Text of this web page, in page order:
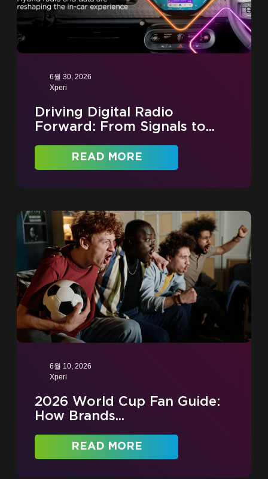
6월 30, 2026
Xperi
Driving Digital Radio
Forward: From Signals to...
READ MORE
6월 10, 2026
Xperi
2026 World Cup Fan Guide:
How Brands...
READ MORE